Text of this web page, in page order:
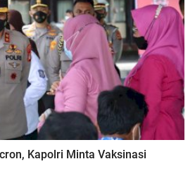
Kapolri Minta Vaksinasi